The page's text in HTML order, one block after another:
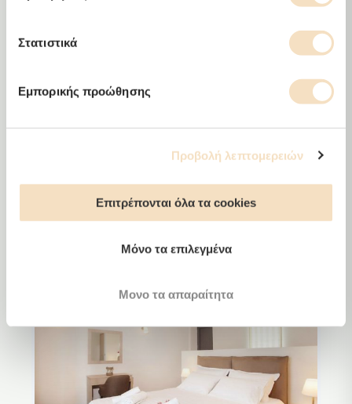
Στατιστικά
Εμπορικής προώθησης
Προβολή λεπτομερειών
Επιτρέπονται όλα τα cookies
Μόνο τα επιλεγμένα
Μονο τα απαραίτητα
Stone-built houses in Verga, Kalamata